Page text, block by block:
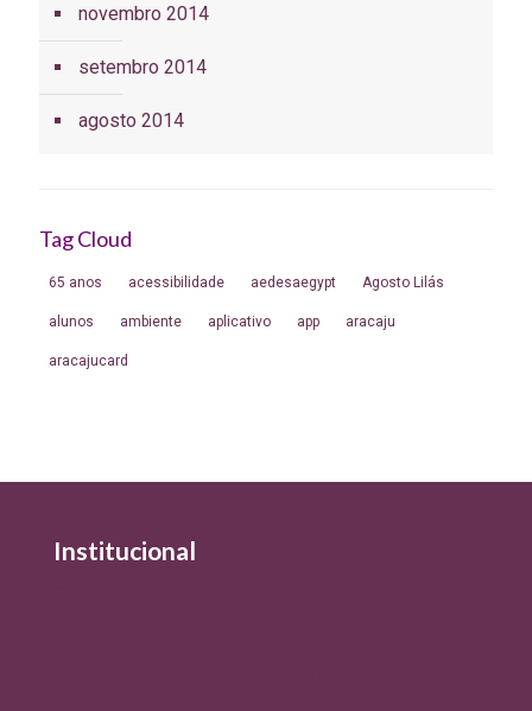
novembro 2014
setembro 2014
agosto 2014
Tag Cloud
65 anos acessibilidade aedesaegypt Agosto Lilás
alunos ambiente aplicativo app aracaju
aracajucard
Institucional